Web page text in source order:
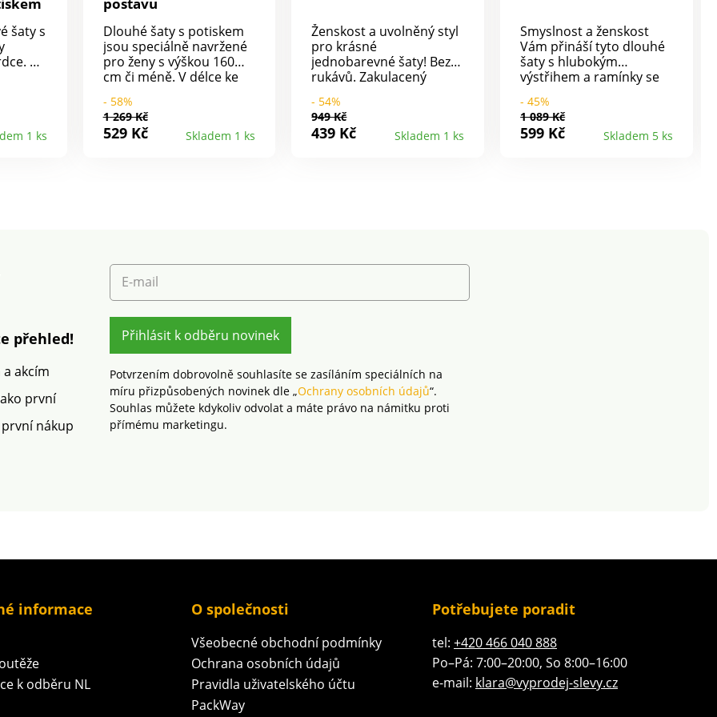
šaty s
Ze
1 ks
Dlouhé šaty s potiskem
jsou speciálně navržené
pro ženy s výškou 160
cm či méně. V délce ke
s knoflíčkovou légou.
Dlouhé rukávy, pružné
lemy. Vpředu v pase
- 58%
1 269 Kč
529 Kč Skladem 1 ks
Ženskost a uvolněný styl
pro krásné
jednobarevné šaty! Bez
rukávů. Zakulacený
vsadka. Rozšířená sukně.
Strečový žerzej.
Jednobarevné. Lze prát v
- 54%
949 Kč
439 Kč Skladem 1 ks
Smyslnost a ženskost
Vám přináší tyto dlouhé
šaty s hlubokým
výstřihem a ramínky se
vzadu překřížený výstřih.
Vpředu výstřih na
patent. V ramenou
- 45%
1 089 Kč
599 Kč Skladem 5 ks
přehled!
akcím
první
nákup
E-mail
Přihlásit k odběru novinek
Potvrzením dobrovolně souhlasíte se zasíláním speciálních na
míru přizpůsobených novinek dle „Ochrany osobních údajů“.
Souhlas můžete kdykoliv odvolat a máte právo na námitku proti
přímému marketingu.
informace
k odběru NL
O společnosti
Všeobecné obchodní podmínky
Ochrana osobních údajů
Pravidla uživatelského účtu
PackWay
Potřebujete poradit
tel: +420 466 040 888
Po–Pá: 7:00–20:00, So 8:00–16:00
e-mail: klara@vyprodej-slevy.cz